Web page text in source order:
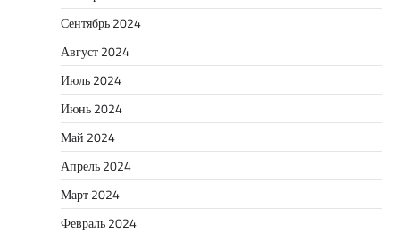
Сентябрь 2024
Август 2024
Июль 2024
Июнь 2024
Май 2024
Апрель 2024
Март 2024
Февраль 2024